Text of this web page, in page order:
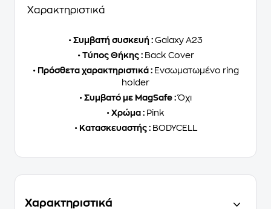
Χαρακτηριστικά
• Συμβατή συσκευή : Galaxy A23
•Τύπος Θήκης :Back Cover
•Πρόσθετα χαρακτηριστικά :Ενσωματωμένο ring
holder
• Συμβατό με MagSafe :Όχι
• Χρώμα : Pink
•Κατασκευαστής :BODYCELL
Χαρακτηριστικά